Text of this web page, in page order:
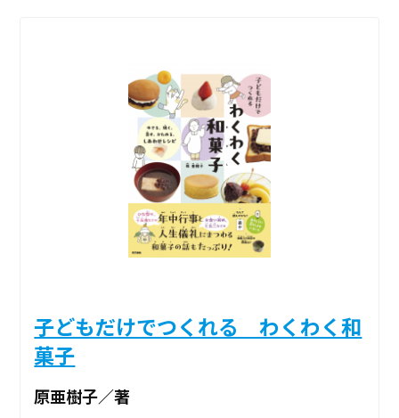
子どもだけでつくれる わくわく和
菓子
原亜樹子／著